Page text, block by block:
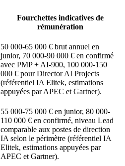
Fourchettes indicatives de
rémunération
50 000-65 000 € brut annuel en
junior, 70 000-90 000 € en confirmé
avec PMP + AI-900, 100 000-150
000 € pour Director AI Projects
(référentiel IA Elitek, estimations
appuyées par APEC et Gartner).
55 000-75 000 € en junior, 80 000-
110 000 € en confirmé, niveau Lead
comparable aux postes de direction
IA selon le périmètre (référentiel IA
Elitek, estimations appuyées par
APEC et Gartner).